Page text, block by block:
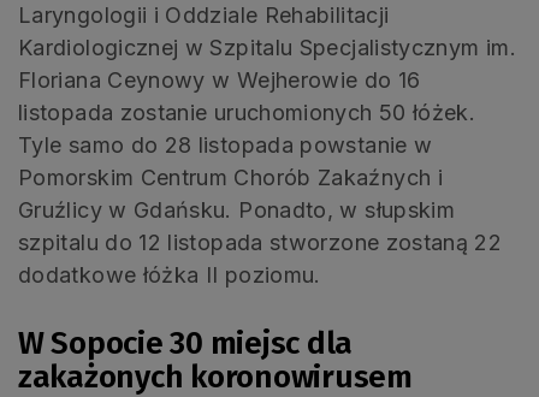
Laryngologii i Oddziale Rehabilitacji
Kardiologicznej w Szpitalu Specjalistycznym im.
Floriana Ceynowy w Wejherowie do 16
listopada zostanie uruchomionych 50 łóżek.
Tyle samo do 28 listopada powstanie w
Pomorskim Centrum Chorób Zakaźnych i
Gruźlicy w Gdańsku. Ponadto, w słupskim
szpitalu do 12 listopada stworzone zostaną 22
dodatkowe łóżka II poziomu.
W Sopocie 30 miejsc dla
zakażonych koronowirusem